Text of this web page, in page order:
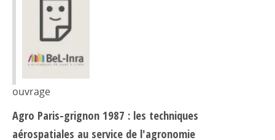
ouvrage
Agro Paris-grignon 1987 : les techniques
aérospatiales au service de l'agronomie